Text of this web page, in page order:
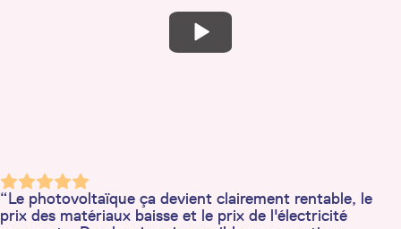
“Le photovoltaïque ça devient clairement rentable, le
prix des matériaux baisse et le prix de l'électricité